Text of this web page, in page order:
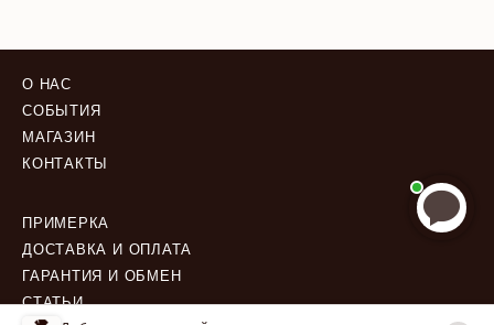
О НАС
СОБЫТИЯ
МАГАЗИН
КОНТАКТЫ
ПРИМЕРКА
ДОСТАВКА И ОПЛАТА
ГАРАНТИЯ И ОБМЕН
СТАТЬИ